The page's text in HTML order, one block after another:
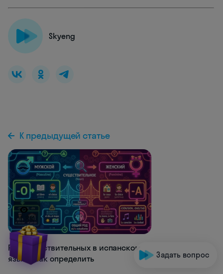
Skyeng
К предыдущей статье
1.8K
Род существительных в испанском
языке: как определить
Задать вопрос